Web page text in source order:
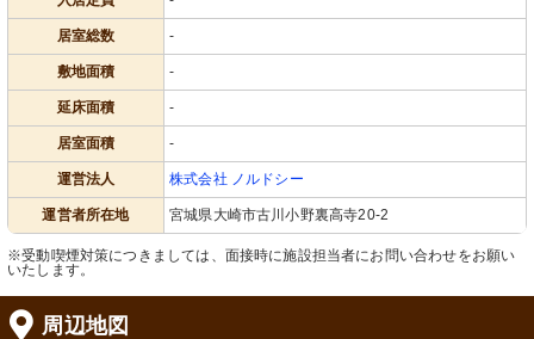
居室総数 -
敷地面積 -
延床面積 -
居室面積 -
運営法人 株式会社 ノルドシー
運営者所在地 宮城県大崎市古川小野裏高寺20-2
※受動喫煙対策につきましては、面接時に施設担当者にお問い合わせをお願い
いたします。
周辺地図